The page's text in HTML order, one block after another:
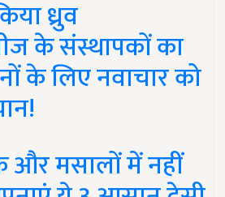
ध्रुव
के संस्थापकों का
के लिए नवाचार को
और मसालों में नहीं